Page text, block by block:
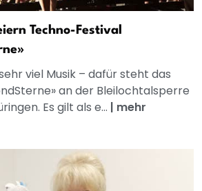
Techno-Festival
viel Musik – dafür steht das
an der Bleilochtalsperre
Es gilt als e... | mehr